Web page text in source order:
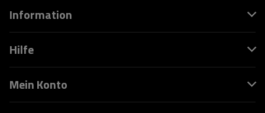
Information
Hilfe
Mein Konto